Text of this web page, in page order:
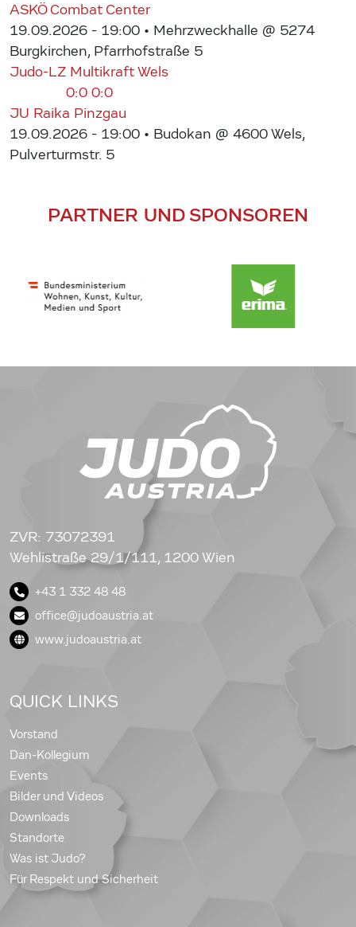
ASKÖ Combat Center
19.09.2026 - 19:00 • Mehrzweckhalle @ 5274
Burgkirchen, Pfarrhofstraße 5
Judo-LZ Multikraft Wels
0:0 0:0
JU Raika Pinzgau
19.09.2026 - 19:00 • Budokan @ 4600 Wels,
Pulverturmstr. 5
PARTNER UND SPONSOREN
ZVR: 73072391
Wehlistraße 29/1/111, 1200 Wien
+43 1 332 48 48
office@judoaustria.at
www.judoaustria.at
QUICK LINKS
Vorstand
Dan-Kollegium
Events
Bilder und Videos
Downloads
Standorte
Was ist Judo?
Für Respekt und Sicherheit